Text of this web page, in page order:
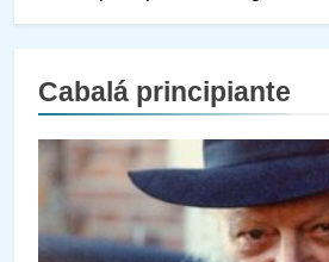
Cabalá principiante